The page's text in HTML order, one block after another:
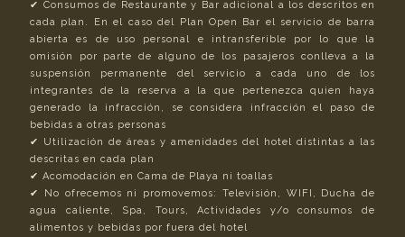
✔︎ Consumos de Restaurante y Bar adicional a los descritos en
cada plan. En el caso del Plan Open Bar el servicio de barra
abierta es de uso personal e intransferible por lo que la
omisión por parte de alguno de los pasajeros conlleva a la
suspensión permanente del servicio a cada uno de los
integrantes de la reserva a la que pertenezca quien haya
generado la infracción, se considera infracción el paso de
bebidas a otras personas
✔︎ Utilización de áreas y amenidades del hotel distintas a las
descritas en cada plan
✔︎ Acomodación en Cama de Playa ni toallas
✔︎ No ofrecemos ni promovemos: Televisión, WIFI, Ducha de
agua caliente, Spa, Tours, Actividades y/o consumos de
alimentos y bebidas por fuera del hotel